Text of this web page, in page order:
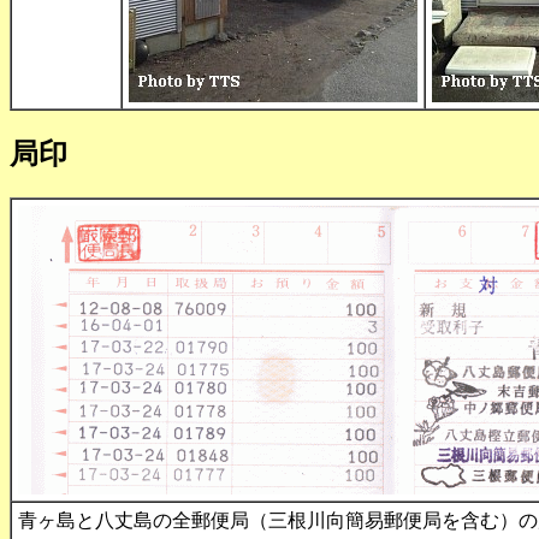
局印
青ヶ島と八丈島の全郵便局（三根川向簡易郵便局を含む）